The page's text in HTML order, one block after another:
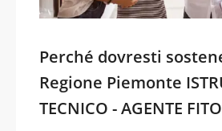
Perché dovresti
Regione Piemonte
TECNICO - AGENTE